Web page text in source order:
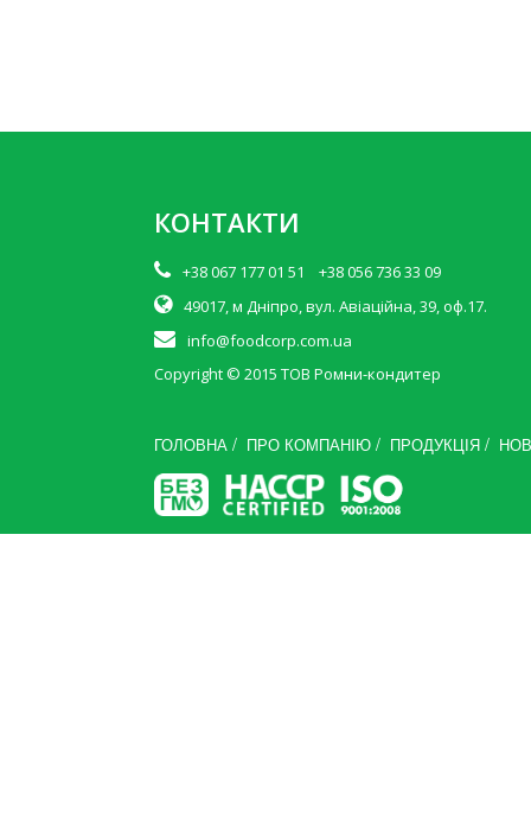
КОНТАКТИ
+38 067 177 01 51 +38 056 736 33 09
49017, м Дніпро, вул. Авіаційна, 39, оф.17.
info@foodcorp.com.ua
Copyright © 2015 ТОВ Ромни-кондитер
ГОЛОВНА / ПРО КОМПАНІЮ / ПРОДУКЦІЯ /